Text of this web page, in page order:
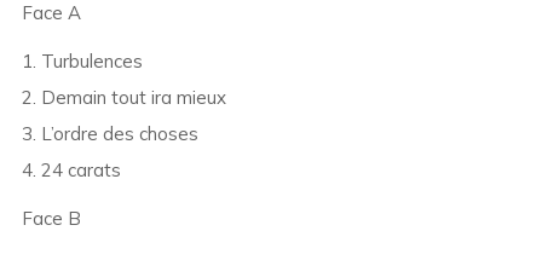
Face A
1. Turbulences
2. Demain tout ira mieux
3. L’ordre des choses
4. 24 carats
Face B